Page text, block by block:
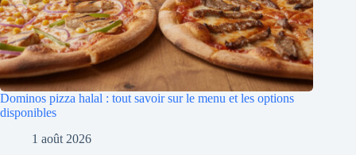
Dominos pizza halal : tout savoir sur le menu et les options
disponibles
1 août 2026